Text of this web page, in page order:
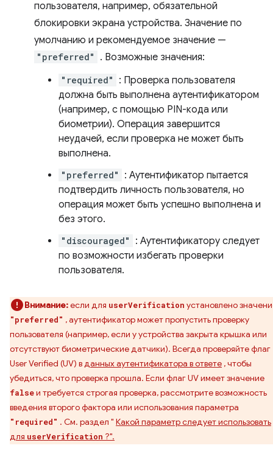
пользователя, например, обязательной
блокировки экрана устройства. Значение по
умолчанию и рекомендуемое значение —
"preferred" . Возможные значения:
"required"
: Проверка пользователя
должна быть выполнена аутентификатором
(например, с помощью PIN-кода или
биометрии). Операция завершится
неудачей, если проверка не может быть
выполнена.
"preferred"
: Аутентификатор пытается
подтвердить личность пользователя, но
операция может быть успешно выполнена и
без этого.
"discouraged"
: Аутентификатору следует
по возможности избегать проверки
пользователя.
Внимание:если для userVerification установлено
"preferred" , аутентификатор может пропустить проверку
пользователя (например, если у устройства закрыта крышка или
отсутствуют биометрические датчики). Всегда проверяйте флаг
User Verified (UV) вданных аутентификатора в ответе , чтобы
убедиться, что проверка прошла. Если флаг UV имеет значение
falseи требуется строгая проверка, рассмотрите возможность
введения второго фактора или использования параметра
"required" . См. раздел " Какой параметр следует использовать
для userVerification ?".